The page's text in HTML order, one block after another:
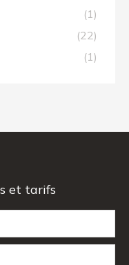
(1)
(22)
(1)
et tarifs